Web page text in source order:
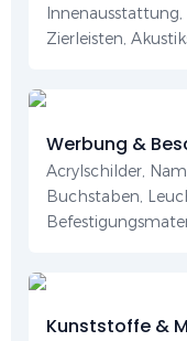
Zierleisten,
Werbung &
Acrylschilder,
Buchstaben,
Kunststoffe &